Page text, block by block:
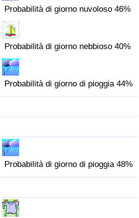
Probabilità di giorno nuvoloso 46%
Probabilità di giorno nebbioso 40%
Probabilità di giorno di pioggia 44%
Probabilità di giorno di pioggia 48%
(Corrente)
Nazione